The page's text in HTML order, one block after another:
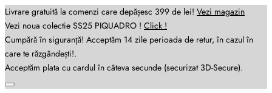
Livrare gratuită la comenzi care depășesc 399 de lei! Vezi magazin
Vezi noua colectie SS25 PIQUADRO ! Click !
Cumpără în siguranță! Acceptăm 14 zile perioada de retur, în cazul în
care te răzgândești!.
Acceptăm plata cu cardul în câteva secunde (securizat 3D-Secure).